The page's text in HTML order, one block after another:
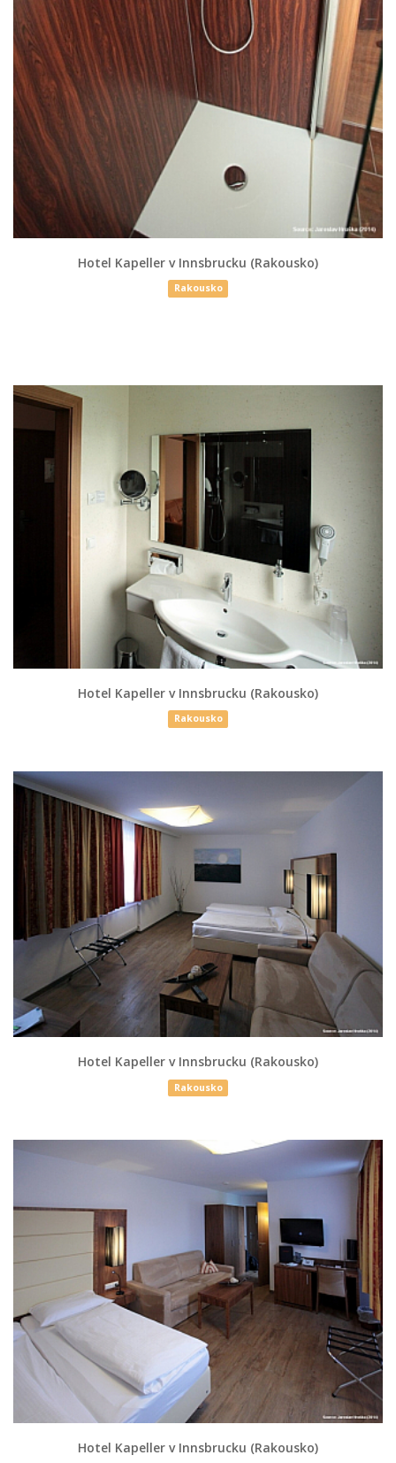
Hotel Kapeller v Innsbrucku (Rakousko)
Rakousko
Hotel Kapeller v Innsbrucku (Rakousko)
Rakousko
Hotel Kapeller v Innsbrucku (Rakousko)
Rakousko
Hotel Kapeller v Innsbrucku (Rakousko)